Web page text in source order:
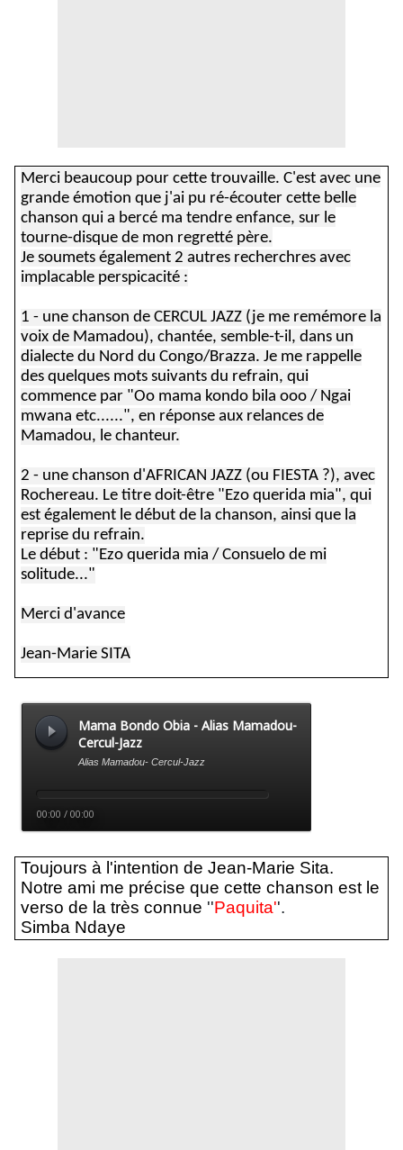
Merci beaucoup pour cette trouvaille. C'est avec une
grande émotion que j'ai pu ré-écouter cette belle
chanson qui a bercé ma tendre enfance, sur le
tourne-disque de mon regretté père.
Je soumets également 2 autres recherchres avec
implacable perspicacité :
1 - une chanson de CERCUL JAZZ (je me remémore la
voix de Mamadou), chantée, semble-t-il, dans un
dialecte du Nord du Congo/Brazza. Je me rappelle
des quelques mots suivants du refrain, qui
commence par "Oo mama kondo bila ooo / Ngai
mwana etc......", en réponse aux relances de
Mamadou, le chanteur.
2 - une chanson d'AFRICAN JAZZ (ou FIESTA ?), avec
Rochereau. Le titre doit-être "Ezo querida mia", qui
est également le début de la chanson, ainsi que la
reprise du refrain.
Le début : "Ezo querida mia / Consuelo de mi
solitude..."
Merci d'avance
Jean-Marie SITA
Toujours à l'intention de Jean-Marie Sita.
Notre ami me précise que cette chanson est le
verso de la très connue ''Paquita''.
Simba Ndaye